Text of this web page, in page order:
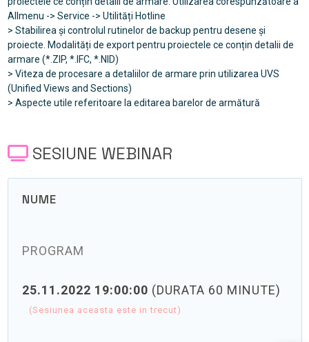
Allmenu -> Service -> Utilități Hotline
> Stabilirea și controlul rutinelor de backup pentru desene și
proiecte. Modalități de export pentru proiectele ce conțin detalii de
armare (*.ZIP, *.IFC, *.NID)
> Viteza de procesare a detaliilor de armare prin utilizarea UVS
(Unified Views and Sections)
> Aspecte utile referitoare la editarea barelor de armătură
SESIUNE WEBINAR
NUME
PROGRAM
25.11.2022 19:00:00 (DURATA 60 MINUTE)
(Sesiunea aceasta este in trecut)